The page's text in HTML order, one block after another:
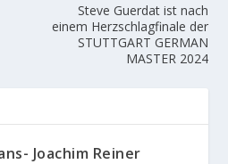
Steve Guerdat ist nach
einem Herzschlagfinale der
STUTTGART GERMAN
MASTER 2024
Joachim Reiner